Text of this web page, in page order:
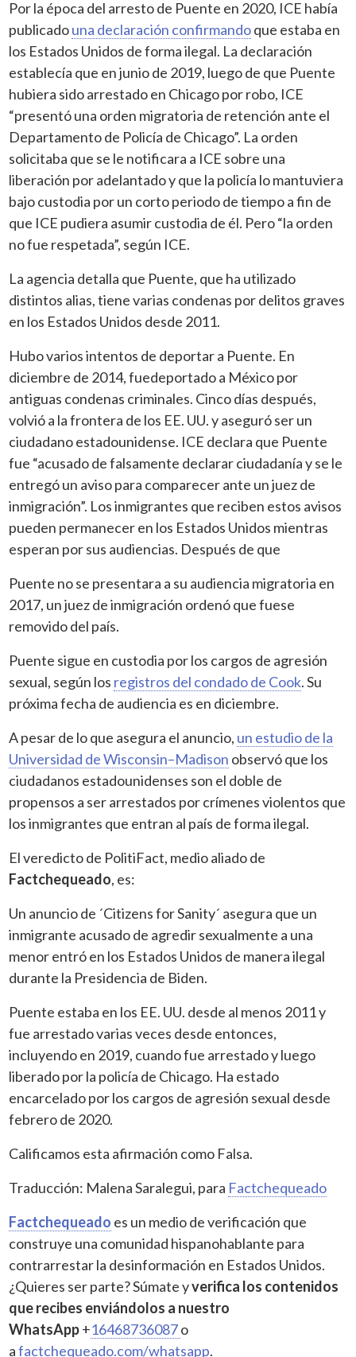
Por la época del arresto de Puente en 2020, ICE había
publicadouna declaración confirmandoque estaba en
los Estados Unidos de forma ilegal. La declaración
establecía que en junio de 2019, luego de que Puente
hubiera sido arrestado en Chicago por robo, ICE
“presentó una orden migratoria de retención ante el
Departamento de Policía de Chicago”. La orden
solicitaba que se le notificara a ICE sobre una
liberación por adelantado y que la policía lo mantuviera
bajo custodia por un corto periodo de tiempo a fin de
que ICE pudiera asumir custodia de él. Pero “la orden
no fue respetada”, según ICE.
La agencia detalla que Puente, que ha utilizado
distintos alias, tiene varias condenas por delitos graves
en los Estados Unidos desde 2011.
Hubo varios intentos de deportar a Puente. En
diciembre de 2014, fuedeportado a México por
antiguas condenas criminales. Cinco días después,
volvió a la frontera de los EE. UU. y aseguró ser un
ciudadano estadounidense. ICE declara que Puente
fue “acusado de falsamente declarar ciudadanía y se le
entregó un aviso para comparecer ante un juez de
inmigración”. Los inmigrantes que reciben estos avisos
pueden permanecer en los Estados Unidos mientras
esperan por sus audiencias. Después de que
Puente no se presentara a su audiencia migratoria en
2017, un juez de inmigración ordenó que fuese
removido del país.
Puente sigue en custodia por los cargos de agresión
sexual, según los registros del condado de Cook. Su
próxima fecha de audiencia es en diciembre.
A pesar de lo que asegura el anuncio, un estudio de la
Universidad deWisconsin–Madison observó que los
ciudadanos estadounidenses son el doble de
propensos a ser arrestados por crímenes violentos que
los inmigrantes que entran al país de forma ilegal.
El veredicto de PolitiFact, medio aliado de
Factchequeado, es:
Un anuncio de ´Citizens for Sanity´ asegura que un
inmigrante acusado de agredir sexualmente a una
menor entró en los Estados Unidos de manera ilegal
durante la Presidencia de Biden.
Puente estaba en los EE. UU. desde al menos 2011 y
fue arrestado varias veces desde entonces,
incluyendo en 2019, cuando fue arrestado y luego
liberado por la policía de Chicago. Ha estado
encarcelado por los cargos de agresión sexual desde
febrero de 2020.
Calificamos esta afirmación como Falsa.
Traducción: Malena Saralegui, para Factchequeado
Factchequeado es un medio de verificación que
construye una comunidad hispanohablante para
contrarrestar la desinformación en Estados Unidos.
¿Quieres ser parte? Súmate yverifica los contenidos
que recibes enviándolos a nuestro
WhatsApp+16468736087o
afactchequeado.com/whatsapp.